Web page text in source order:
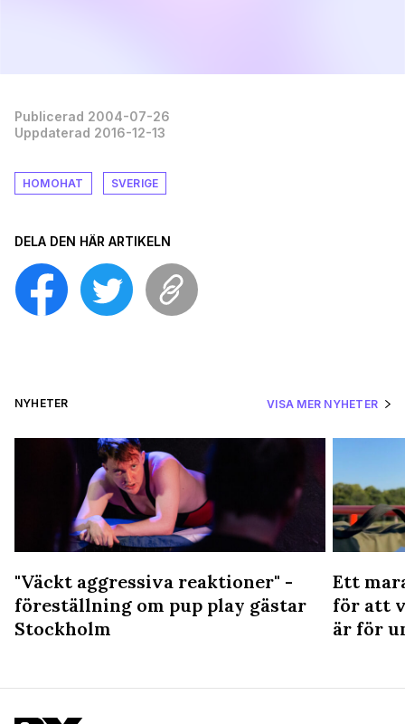
Publicerad 2004-07-26
Uppdaterad 2016-12-13
HOMOHAT SVERIGE
DELA DEN HÄR ARTIKELN
NYHETER VISA MER NYHETER
"Väckt aggressiva reaktioner" -
föreställning om pup play gästar
Stockholm
Ett
för att
är för